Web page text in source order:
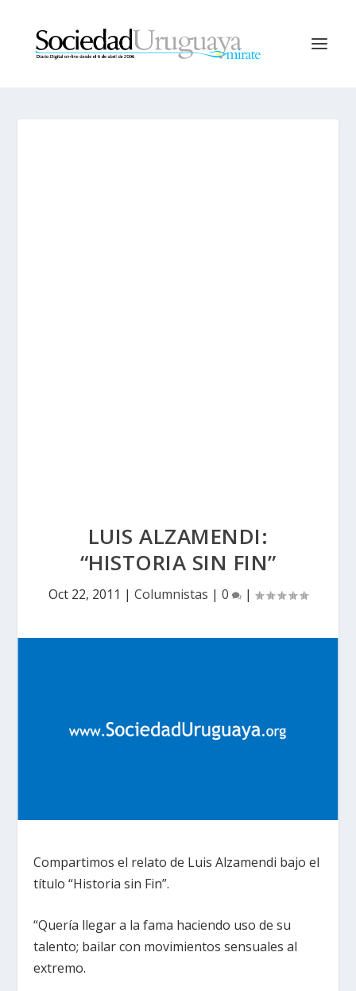
LUIS ALZAMENDI:
“HISTORIA SIN FIN”
Oct 22, 2011 | Columnistas | 0 |
Compartimos el relato de Luis Alzamendi bajo el
título “Historia sin Fin”.
“Quería llegar a la fama haciendo uso de su
talento; bailar con movimientos sensuales al
extremo.